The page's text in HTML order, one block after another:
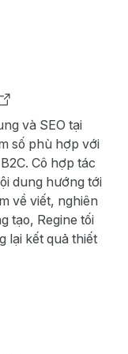
và SEO tại
số phù hợp với
Cô hợp tác
dung hướng tới
về viết, nghiên
tạo, Regine tối
lại kết quả thiết